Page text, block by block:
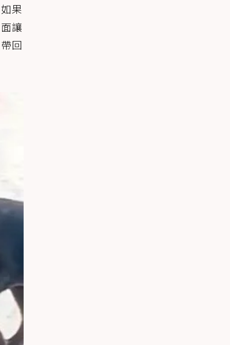
果
讓
回